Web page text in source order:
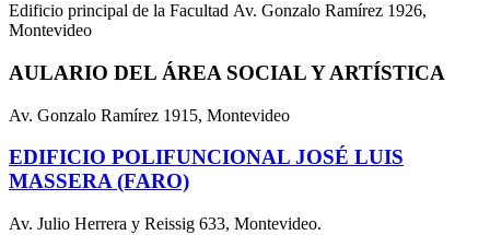
Edificio principal de la Facultad Av. Gonzalo Ramírez 1926,
Montevideo
AULARIO DEL ÁREA SOCIAL Y ARTÍSTICA
Av. Gonzalo Ramírez 1915, Montevideo
EDIFICIO POLIFUNCIONAL JOSÉ LUIS
MASSERA (FARO)
Av. Julio Herrera y Reissig 633, Montevideo.